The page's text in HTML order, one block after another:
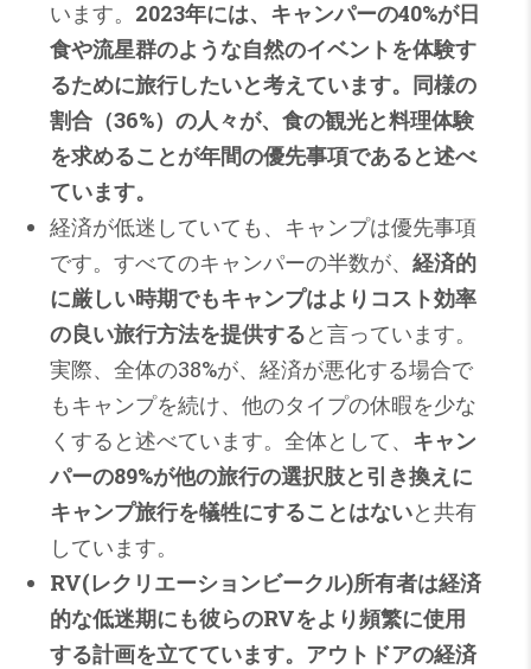
います。 2023年には、キャンパーの40%が日
食や流星群のような自然のイベントを体験す
るために旅行したいと考えています。同様の
割合（36%）の人々が、食の観光と料理体験
を求めることが年間の優先事項であると述べ
ています。
経済が低迷していても、キャンプは優先事項
です。すべてのキャンパーの半数が、 経済的
に厳しい時期でもキャンプはよりコスト効率
の良い旅行方法を提供すると言っています。
実際、全体の38%が、経済が悪化する場合で
もキャンプを続け、他のタイプの休暇を少な
くすると述べています。全体として、 キャン
パーの89%が他の旅行の選択肢と引き換えに
キャンプ旅行を犠牲にすることはないと共有
しています。
RV(レクリエーションビークル)所有者は経済
的な低迷期にも彼らのRVをより頻繁に使用
する計画を立てています。アウトドアの経済